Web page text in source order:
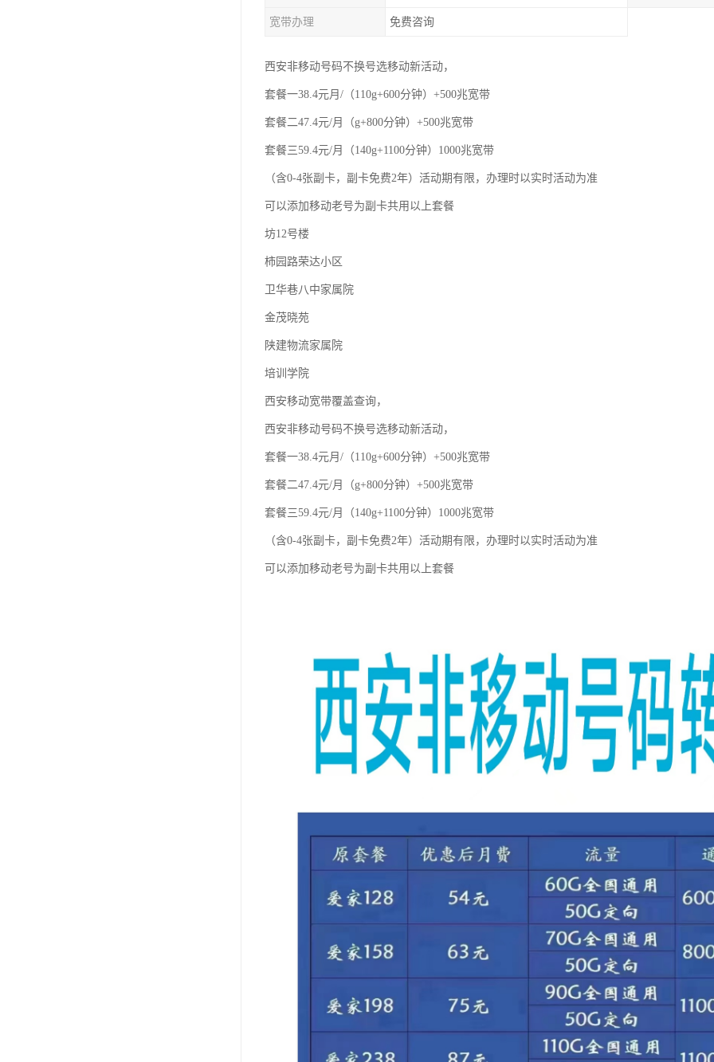
宽带办理 免费咨询
西安非移动号码不换号选移动新活动，
套餐一38.4元月/（110g+600分钟）+500兆宽带
套餐二47.4元/月（g+800分钟）+500兆宽带
套餐三59.4元/月（140g+1100分钟）1000兆宽带
（含0-4张副卡，副卡免费2年）活动期有限，办理时以实时活动为准
可以添加移动老号为副卡共用以上套餐
坊12号楼
柿园路荣达小区
卫华巷八中家属院
金茂晓苑
陕建物流家属院
培训学院
西安移动宽带覆盖查询，
西安非移动号码不换号选移动新活动，
套餐一38.4元月/（110g+600分钟）+500兆宽带
套餐二47.4元/月（g+800分钟）+500兆宽带
套餐三59.4元/月（140g+1100分钟）1000兆宽带
（含0-4张副卡，副卡免费2年）活动期有限，办理时以实时活动为准
可以添加移动老号为副卡共用以上套餐